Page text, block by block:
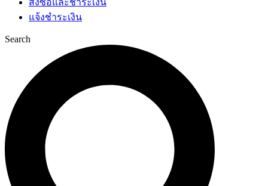
สั่งซื้อและชำระเงิน
แจ้งชำระเงิน
Search